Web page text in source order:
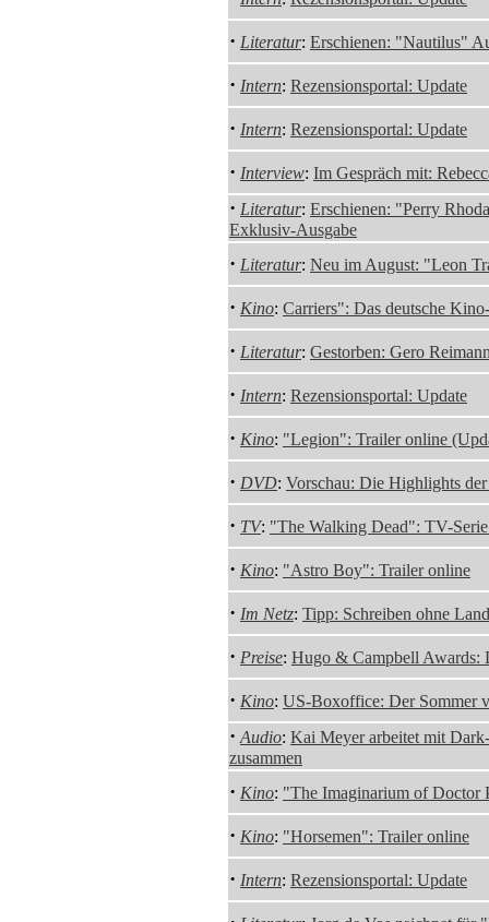
· Literatur: Erschienen: "Nautilus"
· Intern: Rezensionsportal: Update
· Intern: Rezensionsportal: Update
· Interview: Im Gespräch mit:
· Literatur: Erschienen: "Perry
Exklusiv-Ausgabe
· Literatur: Neu im August: "Leon
· Kino: Carriers": Das deutsche
· Literatur: Gestorben: Gero
· Intern: Rezensionsportal: Update
· Kino: "Legion": Trailer online
· DVD: Vorschau: Die Highlights
· TV: "The Walking Dead": TV-
· Kino: "Astro Boy": Trailer online
· Im Netz: Tipp: Schreiben ohne
· Preise: Hugo & Campbell Awards:
· Kino: US-Boxoffice: Der Sommer
· Audio: Kai Meyer arbeitet mit
zusammen
· Kino: "The Imaginarium of Doctor
· Kino: "Horsemen": Trailer online
· Intern: Rezensionsportal: Update